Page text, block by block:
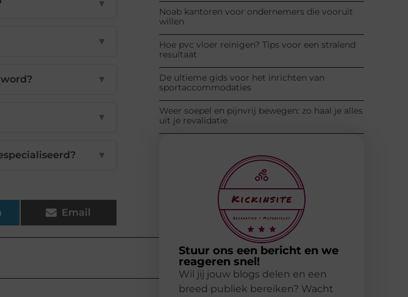
▼
▼
▼
▼
▼
Email
Noab kantoren voor ondernemers die vooruit
willen
Hoe pvc vloer reinigen? Tips voor een stralend
resultaat
De ultieme gids voor het inrichten van
sportaccommodaties
Weer soepel en pijnvrij bewegen: zo haal je alles
uit je revalidatie
Stuur ons een bericht en we
reageren snel!
Wil jij jouw blogs delen en een
breed publiek bereiken? Wacht